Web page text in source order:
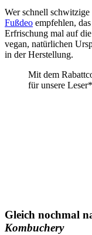
Wer schnell
Fußdeo empfehlen,
Erfrischung mal auf
vegan, natürlichen
in der Herstellung.
Mit dem
für unsere
Gleich nochmal
Kombuchery